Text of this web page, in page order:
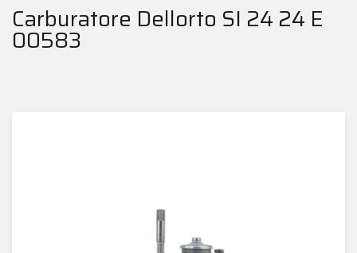
Carburatore Dellorto SI 24 24 E
00583